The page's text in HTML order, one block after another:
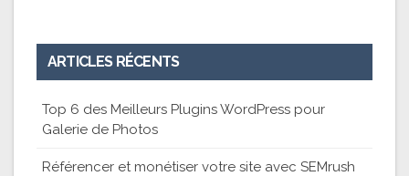
ARTICLES RÉCENTS
Top 6 des Meilleurs Plugins WordPress pour
Galerie de Photos
Référencer et monétiser votre site avec SEMrush